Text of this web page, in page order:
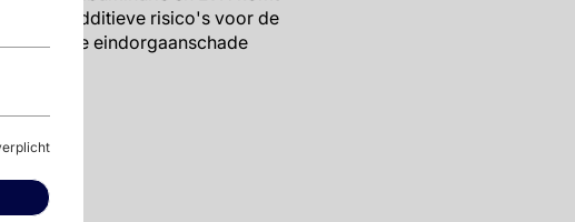
en additieve risico's voor de
eindorgaanschade
leiden.